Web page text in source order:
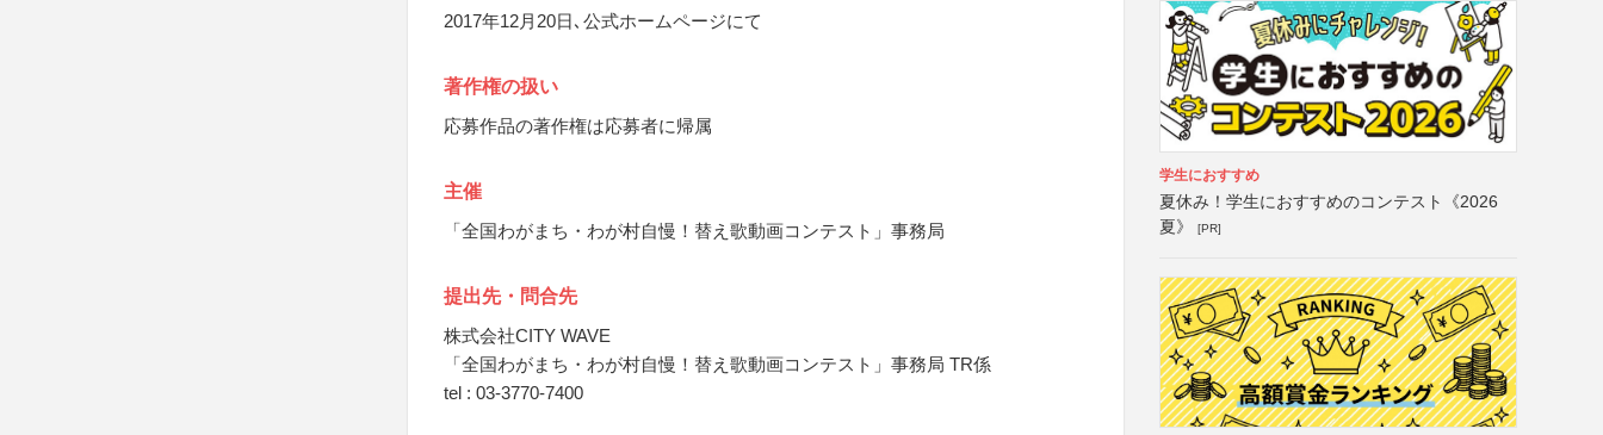
2017年12月20日､公式ホームページにて
著作権の扱い
応募作品の著作権は応募者に帰属
主催
「全国わがまち・わが村自慢！替え歌動画コンテスト」事務局
提出先・問合先
株式会社CITY WAVE
「全国わがまち・わが村自慢！替え歌動画コンテスト」事務局 TR係
tel : 03-3770-7400
学生におすすめ
夏休み！学生におすすめのコンテスト《2026
夏》
[PR]